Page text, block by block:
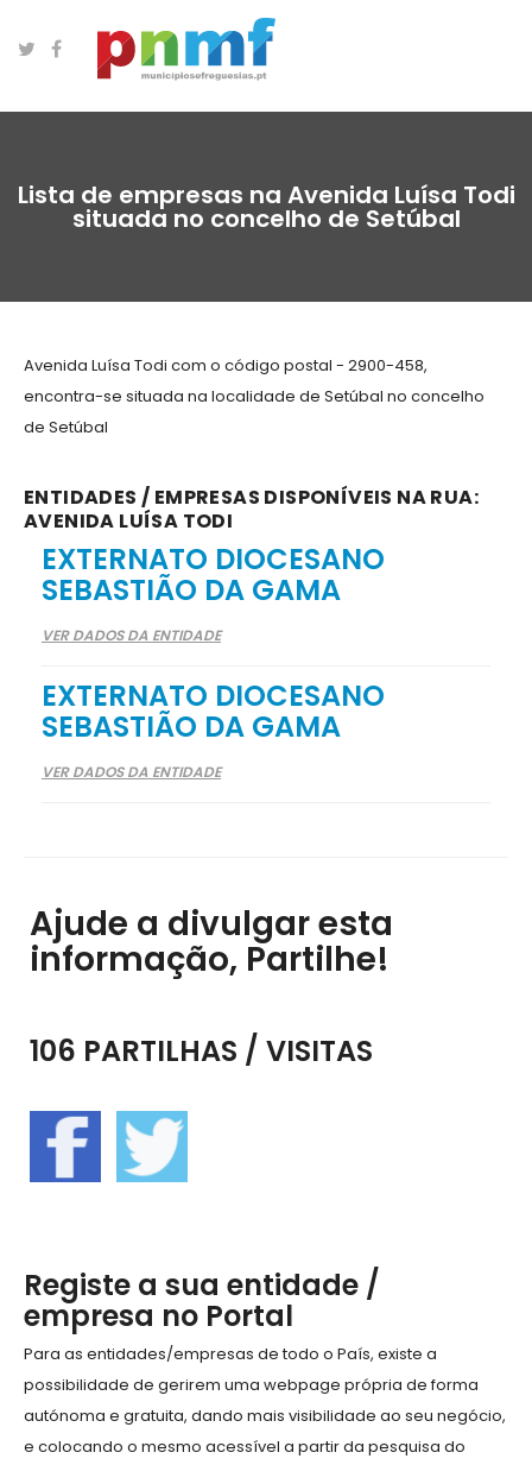
Lista de empresas na Avenida Luísa Todi
situada no concelho de Setúbal
Avenida Luísa Todi com o código postal - 2900-458,
encontra-se situada na localidade de Setúbal no concelho
de Setúbal
ENTIDADES / EMPRESAS DISPONÍVEIS NA RUA:
AVENIDA LUÍSA TODI
EXTERNATO DIOCESANO
SEBASTIÃO DA GAMA
VER DADOS DA ENTIDADE
EXTERNATO DIOCESANO
SEBASTIÃO DA GAMA
VER DADOS DA ENTIDADE
Ajude a divulgar esta
informação, Partilhe!
106 PARTILHAS / VISITAS
Registe a sua entidade /
empresa no Portal
Para as entidades/empresas de todo o País, existe a
possibilidade de gerirem uma webpage própria de forma
autónoma e gratuita, dando mais visibilidade ao seu negócio,
e colocando o mesmo acessível a partir da pesquisa do